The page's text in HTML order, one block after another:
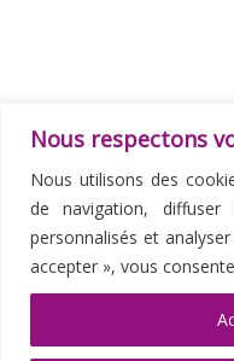
Nous respectons
Nous utilisons des
de navigation,
personnalisés et
accepter », vous
Parcourir les articles
Article précédent
WEBINAIRE 3 MAI 2022
© 2026 Société
Tous les
légales